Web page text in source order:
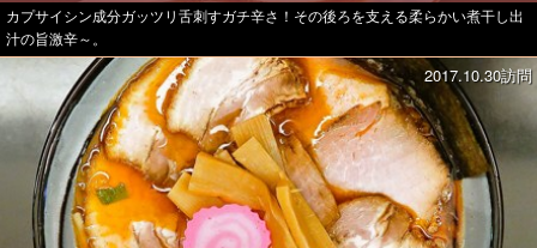
カプサイシン成分ガッツリ舌刺すガチ辛さ！その後ろを支える柔らかい煮干し出
汁の旨激辛～。
2017.10.30訪問